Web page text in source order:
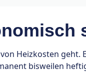
Heizkosten geht.
bisweilen